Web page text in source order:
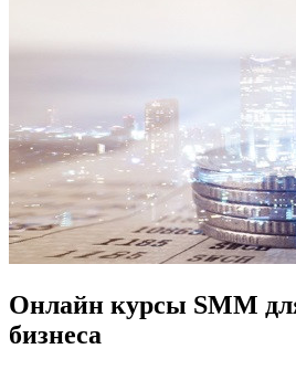
Онлайн курсы SMM
бизнеса